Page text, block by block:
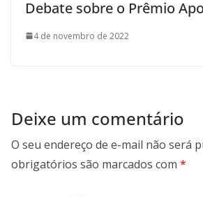
Debate sobre o Prêmio
4 de novembro de 2022
Deixe um comentário
O seu endereço de e-mail não será
obrigatórios são marcados com *